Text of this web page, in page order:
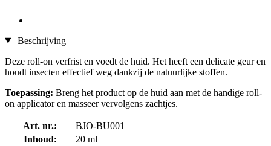
Beschrijving
Deze roll-on verfrist en voedt de huid. Het heeft een delicate geur en
houdt insecten effectief weg dankzij de natuurlijke stoffen.
Toepassing: Breng het product op de huid aan met de handige roll-
on applicator en masseer vervolgens zachtjes.
Art. nr.:
BJO-BU001
Inhoud:
20 ml